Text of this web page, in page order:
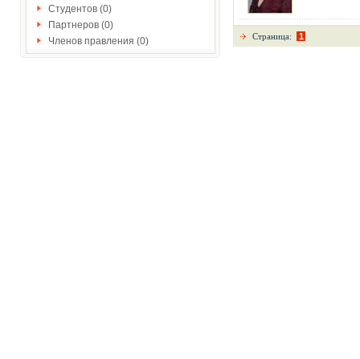
Студентов (0)
Партнеров (0)
Членов правления (0)
Страница: 1